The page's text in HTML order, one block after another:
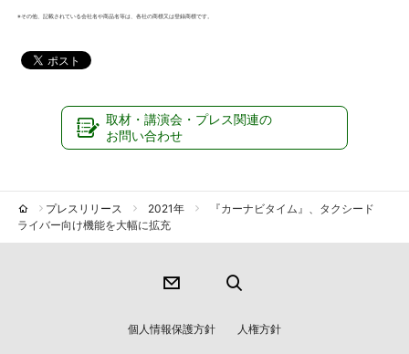
※その他、記載されている会社名や商品名等は、各社の商標又は登録商標です。
取材・講演会・プレス関連の
お問い合わせ
プレスリリース 2021年
『カーナビタイム』、タクシード
ライバー向け機能を大幅に拡充
個人情報保護方針 人権方針